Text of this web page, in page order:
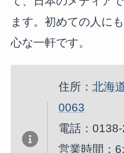
ます。初めての人に
心な一軒です。
住所： 北海
0063
電話：
営業時間：